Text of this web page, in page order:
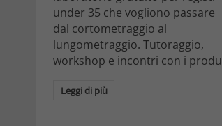
under 35 che vogliono passare
dal cortometraggio al
lungometraggio. Tutoraggio,
workshop e incontri con i produ
Leggi di più